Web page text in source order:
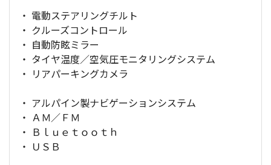
・ 電動ステアリングチルト
・ クルーズコントロール
・ 自動防眩ミラー
・ タイヤ温度／空気圧モニタリングシステム
・ リアパーキングカメラ
・ アルパイン製ナビゲーションシステム
・ ＡＭ／ＦＭ
・ Ｂｌｕｅｔｏｏｔｈ
・ ＵＳＢ